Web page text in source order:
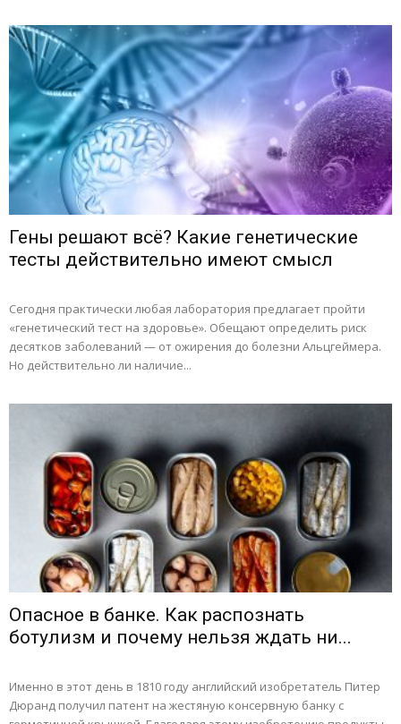
Гены решают всё? Какие генетические
тесты действительно имеют смысл
Сегодня практически любая лаборатория предлагает пройти
«генетический тест на здоровье». Обещают определить риск
десятков заболеваний — от ожирения до болезни Альцгеймера.
Но действительно ли наличие...
Опасное в банке. Как распознать
ботулизм и почему нельзя ждать ни...
Именно в этот день в 1810 году английский изобретатель Питер
Дюранд получил патент на жестяную консервную банку с